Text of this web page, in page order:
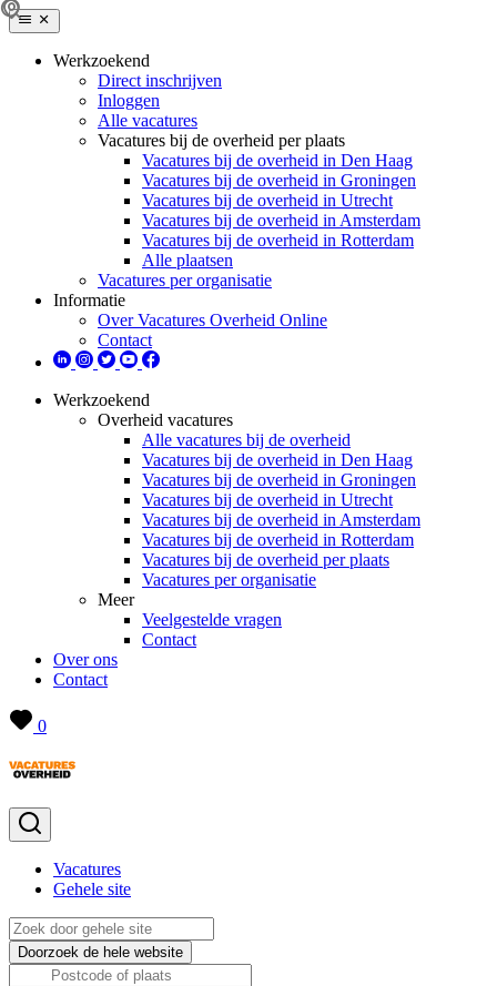
Werkzoekend
Direct inschrijven
Inloggen
Alle vacatures
Vacatures bij de overheid per plaats
Vacatures bij de overheid in Den Haag
Vacatures bij de overheid in Groningen
Vacatures bij de overheid in Utrecht
Vacatures bij de overheid in Amsterdam
Vacatures bij de overheid in Rotterdam
Alle plaatsen
Vacatures per organisatie
Informatie
Over Vacatures Overheid Online
Contact
Werkzoekend
Overheid vacatures
Alle vacatures bij de overheid
Vacatures bij de overheid in Den Haag
Vacatures bij de overheid in Groningen
Vacatures bij de overheid in Utrecht
Vacatures bij de overheid in Amsterdam
Vacatures bij de overheid in Rotterdam
Vacatures bij de overheid per plaats
Vacatures per organisatie
Meer
Veelgestelde vragen
Contact
Over ons
Contact
0
Vacatures
Gehele site